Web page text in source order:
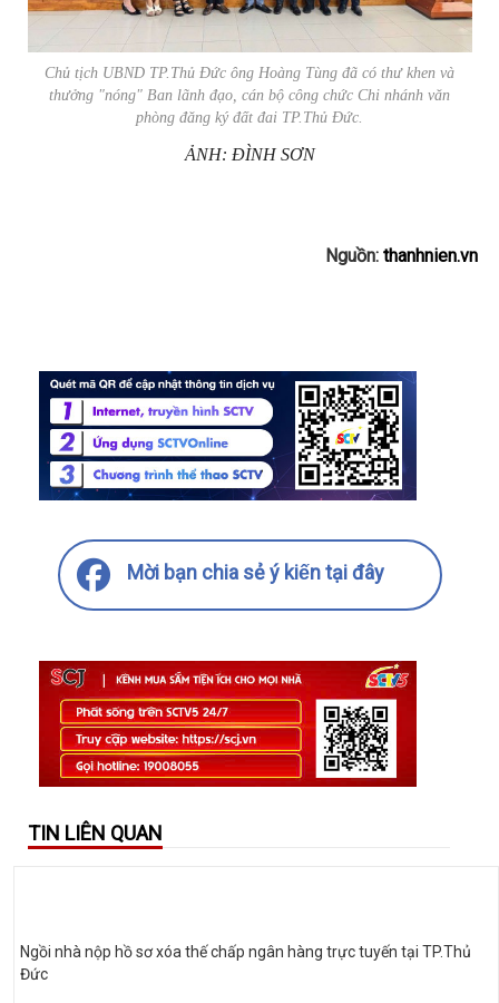
Chủ tịch UBND TP.Thủ Đức ông Hoàng Tùng đã có thư khen và
thưởng "nóng" Ban lãnh đạo, cán bộ công chức Chi nhánh văn
phòng đăng ký đất đai TP.Thủ Đức.
ẢNH: ĐÌNH SƠN
Nguồn: thanhnien.vn
Mời bạn chia sẻ ý kiến tại đây
TIN LIÊN QUAN
Ngồi nhà nộp hồ sơ xóa thế chấp ngân hàng trực tuyến tại TP.Thủ
Đức